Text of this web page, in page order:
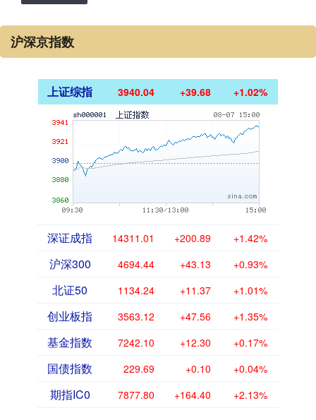
沪深京指数
上证综指 3940.04 +39.68 +1.02%
深证成指 14311.01 +200.89 +1.42%
沪深300 4694.44 +43.13 +0.93%
北证50 1134.24 +11.37 +1.01%
创业板指 3563.12 +47.56 +1.35%
基金指数 7242.10 +12.30 +0.17%
国债指数 229.69 +0.10 +0.04%
期指IC0 7877.80 +164.40 +2.13%